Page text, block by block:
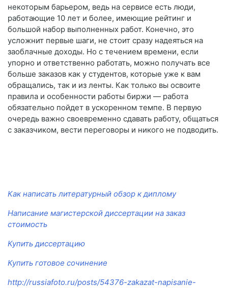
некоторым барьером, ведь на сервисе есть люди,
работающие 10 лет и более, имеющие рейтинг и
большой набор выполненных работ. Конечно, это
усложнит первые шаги, не стоит сразу надеяться на
заоблачные доходы. Но с течением времени, если
упорно и ответственно работать, можно получать все
больше заказов как у студентов, которые уже к вам
обращались, так и из ленты. Как только вы освоите
правила и особенности работы биржи — работа
обязательно пойдет в ускоренном темпе. В первую
очередь важно своевременно сдавать работу, общаться
с заказчиком, вести переговоры и никого не подводить.
Как написать литературный обзор к диплому
Написание магистерской диссертации на заказ
стоимость
Купить диссертацию
Купить готовое сочинение
http://russiafoto.ru/posts/54376-zakazat-napisanie-